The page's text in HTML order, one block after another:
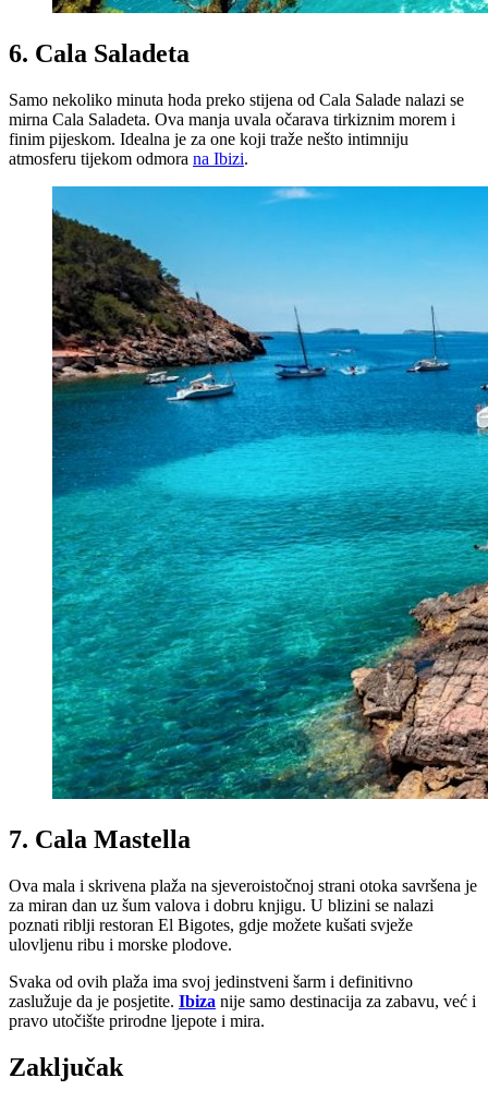
6. Cala Saladeta
Samo nekoliko minuta hoda preko stijena od Cala Salade nalazi se
mirna Cala Saladeta. Ova manja uvala očarava tirkiznim morem i
finim pijeskom. Idealna je za one koji traže nešto intimniju
atmosferu tijekom odmora na Ibizi.
7. Cala Mastella
Ova mala i skrivena plaža na sjeveroistočnoj strani otoka savršena je
za miran dan uz šum valova i dobru knjigu. U blizini se nalazi
poznati riblji restoran El Bigotes, gdje možete kušati svježe
ulovljenu ribu i morske plodove.
Svaka od ovih plaža ima svoj jedinstveni šarm i definitivno
zaslužuje da je posjetite. Ibiza nije samo destinacija za zabavu, već i
pravo utočište prirodne ljepote i mira.
Zaključak